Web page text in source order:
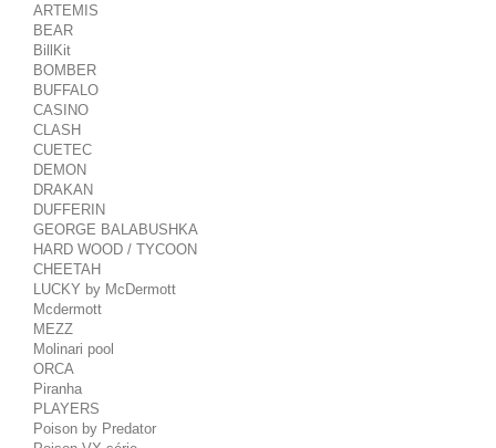
ARTEMIS
BEAR
BillKit
BOMBER
BUFFALO
CASINO
CLASH
CUETEC
DEMON
DRAKAN
DUFFERIN
GEORGE BALABUSHKA
HARD WOOD / TYCOON
CHEETAH
LUCKY by McDermott
Mcdermott
MEZZ
Molinari pool
ORCA
Piranha
PLAYERS
Poison by Predator